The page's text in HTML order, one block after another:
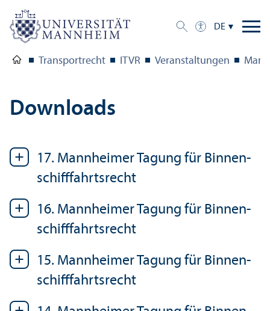
DE
Trans­portrecht ITVR Veranstaltungen
Downloads
17. Mannheimer Tagung für Binnen­
schifffahrtsrecht
16. Mannheimer Tagung für Binnen­
schifffahrtsrecht
15. Mannheimer Tagung für Binnen­
schifffahrtsrecht